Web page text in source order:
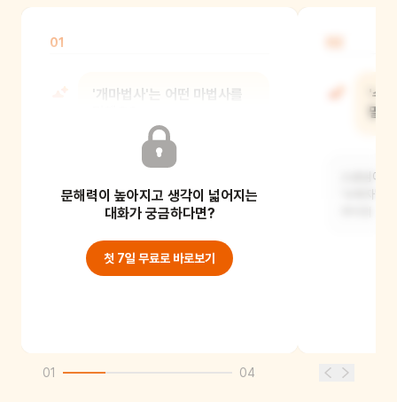
01
'개마법사'는 어떤 마법사를
해요.
문해력이 높아지고 생각이 넓어지는
대화가 궁금하다면?
첫 7일 무료로 바로보기
'수
말
스승님에
'수제자'라
01 04